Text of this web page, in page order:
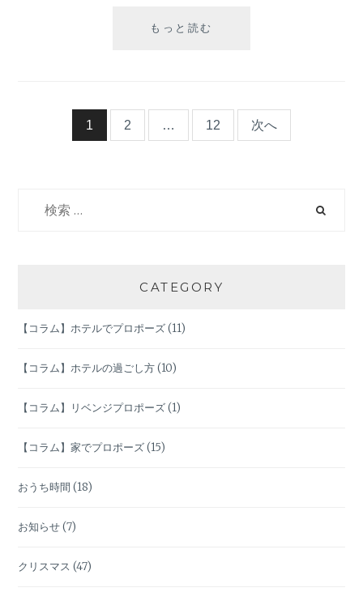
もっと読む
永
ー
シ
ョ
ン
1 2 … 12 次へ
CATEGORY
【コラム】ホテルでプロポーズ(11)
【コラム】ホテルの過ごし方(10)
【コラム】リベンジプロポーズ(1)
【コラム】家でプロポーズ(15)
おうち時間 (18)
お知らせ(7)
クリスマス (47)